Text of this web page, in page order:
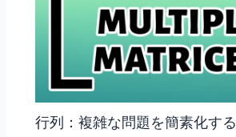
行列：複雑な問題を簡素化する